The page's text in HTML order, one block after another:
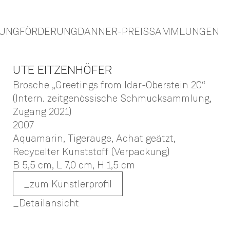
FÖRDERUNGDANNER-PREISSAMMLUNGEN
UTE EITZENHÖFER
Brosche „Greetings from Idar-Oberstein 20“
(Intern. zeitgenössische Schmucksammlung,
Zugang 2021)
2007
Aquamarin, Tigerauge, Achat geätzt,
Recycelter Kunststoff (Verpackung)
B 5,5 cm, L 7,0 cm, H 1,5 cm
zum Künstlerprofil
Detailansicht